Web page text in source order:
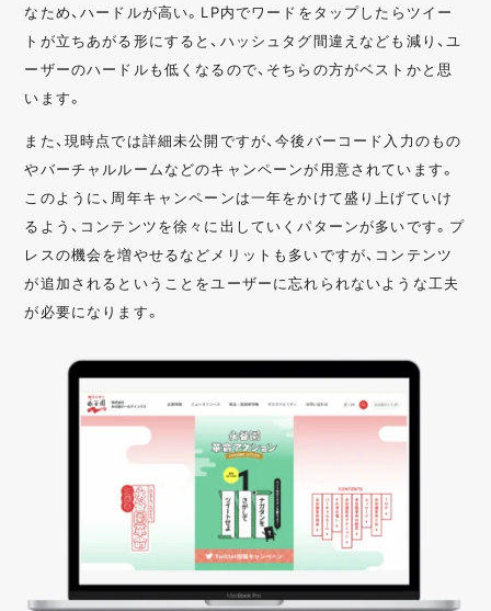
なため、ハードルが高い。LP内でワードをタップしたらツイー
トが立ちあがる形にすると、ハッシュタグ間違えなども減り、ユ
ーザーのハードルも低くなるので、そちらの方がベストかと思
います。
また、現時点では詳細未公開ですが、今後バーコード入力のもの
やバーチャルルームなどのキャンペーンが用意されています。
このように、周年キャンペーンは一年をかけて盛り上げていけ
るよう、コンテンツを徐々に出していくパターンが多いです。プ
レスの機会を増やせるなどメリットも多いですが、コンテンツ
が追加されるということをユーザーに忘れられないような工夫
が必要になります。